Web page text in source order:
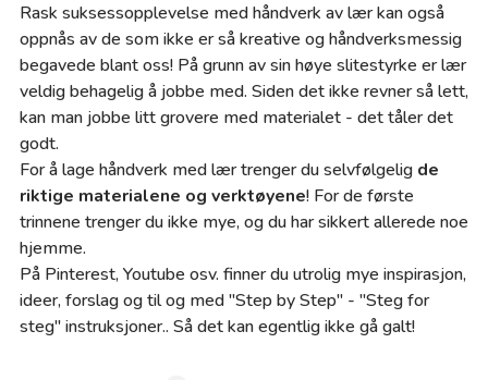
Rask suksessopplevelse med håndverk av lær kan også
oppnås av de som ikke er så kreative og håndverksmessig
begavede blant oss! På grunn av sin høye slitestyrke er lær
veldig behagelig å jobbe med. Siden det ikke revner så lett,
kan man jobbe litt grovere med materialet - det tåler det
godt.
For å lage håndverk med lær trenger du selvfølgelig de
riktige materialene og verktøyene! For de første
trinnene trenger du ikke mye, og du har sikkert allerede noe
hjemme.
På Pinterest, Youtube osv. finner du utrolig mye inspirasjon,
ideer, forslag og til og med "Step by Step" - "Steg for
steg" instruksjoner.. Så det kan egentlig ikke gå galt!